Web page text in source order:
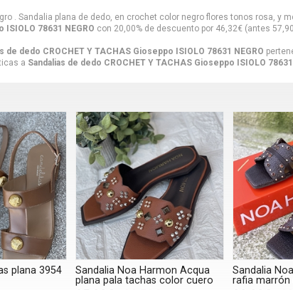
. Sandalia plana de dedo, en crochet color negro flores tonos rosa, y
ISIOLO 78631 NEGRO con 20,00% de descuento por 46,32€ (antes 57,90
de dedo CROCHET Y TACHAS Gioseppo ISIOLO 78631 NEGRO
a Sandalias de dedo CROCHET Y TACHAS Gioseppo ISIOLO 78631
plana 3954
Sandalia Noa Harmon Acqua
plana pala tachas color cuero
Sandalia
rafia